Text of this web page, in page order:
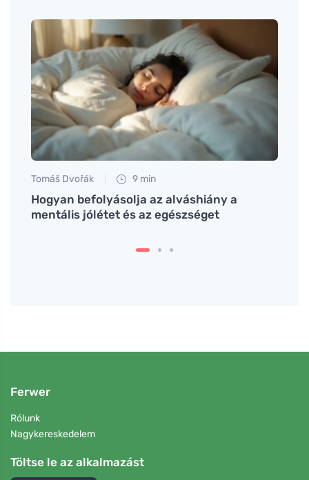
Tomáš Dvořák 9 min
Hogyan befolyásolja az alváshiány a
mentális jólétet és az egészséget
Ferwer
Rólunk
Nagykereskedelem
Töltse le az alkalmazást